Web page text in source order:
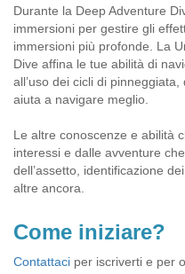
Durante la Deep Adventure
immersioni per gestire gli
immersioni più profonde. La
Dive affina le tue abilità di
all’uso dei cicli di
aiuta a navigare meglio.
Le altre conoscenze e abilità
interessi e dalle avventure
dell’assetto, identificazione
altre ancora.
Come iniziare?
Contattaci per iscriverti e per